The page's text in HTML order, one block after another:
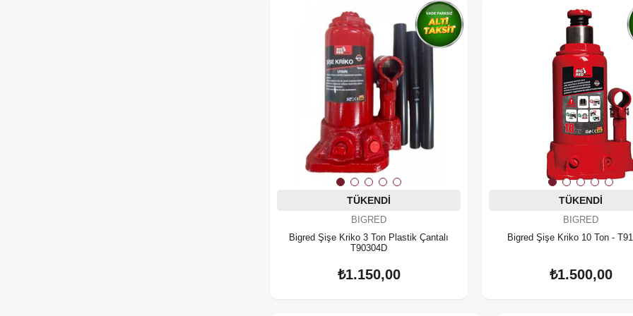
TÜKENDI
BIGRED
Bigred Şişe Kriko 3 Ton Plastik Çantalı
T90304D
₺1.150,00
TÜKENDI
BIGRED
Bigred Şişe Kriko 10 Ton -
₺1.500,00